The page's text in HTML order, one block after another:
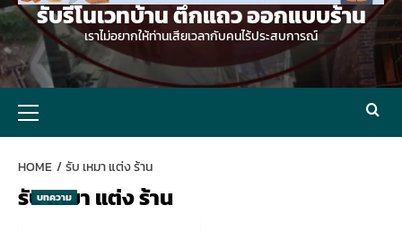
รับรีโนเวทบ้าน ตึกแถว ออกแบบร้าน
เราไม่อยากให้ท่านเสียเวลากับคนไร้ประสบการณ์
Menu
HOME รับ เหมา แต่ง ร้าน
รับ เหมา แต่ง ร้าน
บทความ